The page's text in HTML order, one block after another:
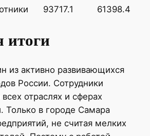
93717.1 61398.4
итоги
из активно развивающихся
России. Сотрудники
отраслях и сферах
Только в городе Самара
не считая мелких